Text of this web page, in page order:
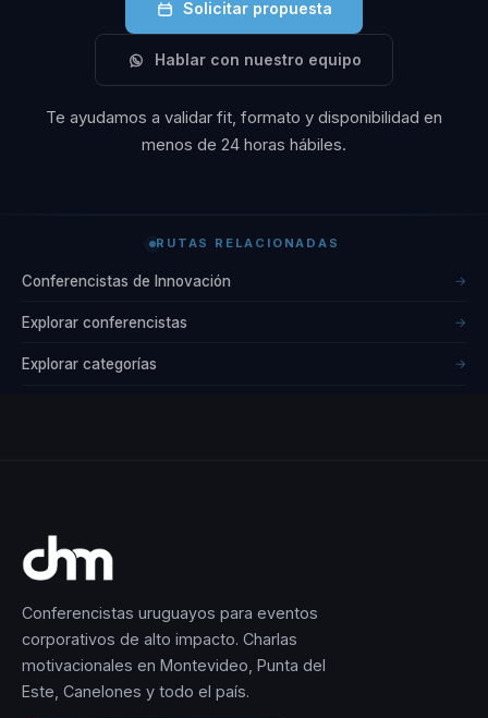
tecnología con la
organizacional ha
sido clave en su
solo adaptarse, sino
liderar en sus
sectores.
Solicitar propuesta
Hablar con nuestro equipo
Te ayudamos a validar fit, formato y disponibilidad en
menos de 24 horas hábiles.
RUTAS RELACIONADAS
Conferencistas de Innovación →
Explorar conferencistas →
Explorar categorías →
Conferencistas uruguayos para eventos
corporativos de alto impacto. Charlas
motivacionales en Montevideo, Punta del
Este, Canelones y todo el país.